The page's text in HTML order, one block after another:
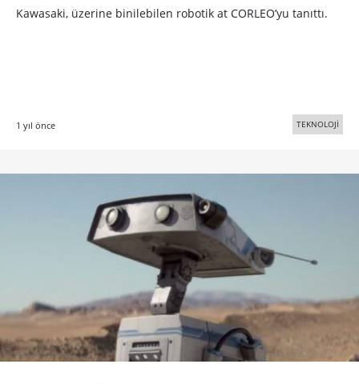
Kawasaki, üzerine binilebilen robotik at CORLEO’yu tanıttı.
1 yıl önce TEKNOLOJİ